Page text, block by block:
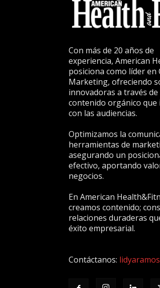
Con más de 20 años de
experiencia, American
posiciona como líder en
Marketing, ofreciendo
innovadoras a través de
contenido orgánico que
con las audiencias.
Optimizamos la
herramientas de
asegurando un
efectivo, aportando
negocios.
En American
creamos contenido;
relaciones duraderas
éxito empresarial.
Contáctanos: